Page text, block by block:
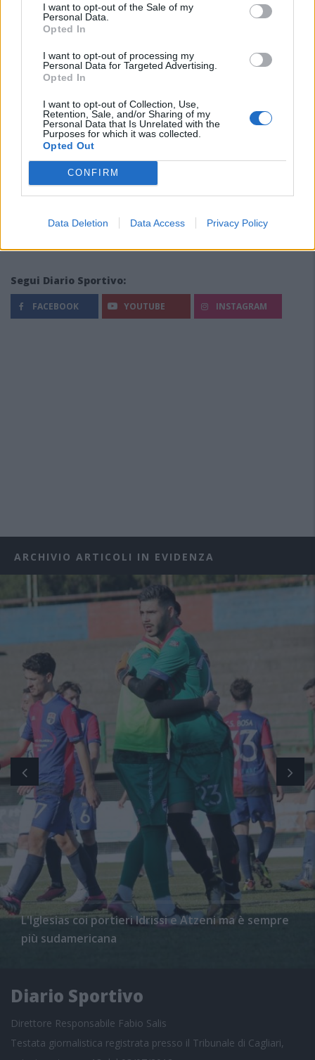
I want to opt-out of the Sale of my
Personal Data.
Opted In
I want to opt-out of processing my
Personal Data for Targeted Advertising.
Opted In
I want to opt-out of Collection, Use,
Retention, Sale, and/or Sharing of my
Personal Data that Is Unrelated with the
Purposes for which it was collected.
Opted Out
CONFIRM
Data Deletion Data Access Privacy Policy
Segui Diario Sportivo:
FACEBOOK YOUTUBE INSTAGRAM
ARCHIVIO ARTICOLI IN EVIDENZA
L'Iglesias coi portieri Idrissi e Atzeni ma è sempre
più sudamericana
Diario Sportivo
Direttore Responsabile Fabio Salis
Testata giornalistica registrata presso il Tribunale di Cagliari,